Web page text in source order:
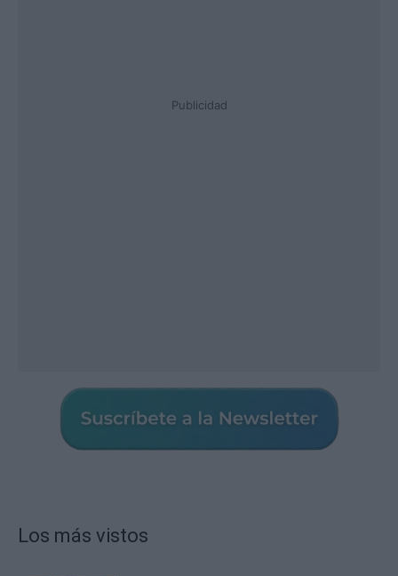
Publicidad
Los más vistos